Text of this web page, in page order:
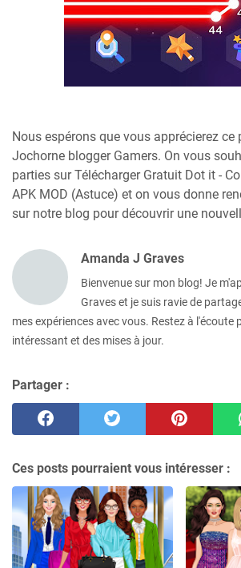
Nous espérons que vous apprécierez ce
Jochorne blogger Gamers. On vous
parties sur Télécharger Gratuit Dot it -
APK MOD (Astuce) et on vous donne
sur notre blog pour découvrir une
Amanda J Graves
Bienvenue sur mon blog! Je
Graves et je suis ravie de
mes expériences avec vous. Restez à l'écoute
intéressant et des mises à jour.
Partager :
Ces posts pourraient vous intéresser :